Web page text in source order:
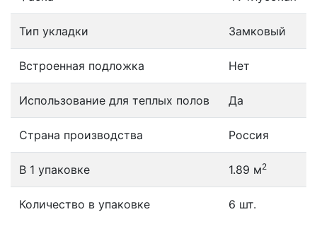
Тип укладки Замковый
Встроенная подложка Нет
Использование для теплых полов Да
Страна производства Россия
В 1 упаковке 1.89 м2
Количество в упаковке 6 шт.